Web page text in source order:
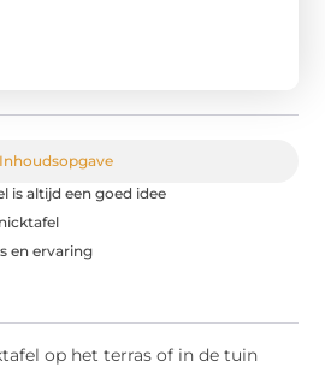
Inhoudsopgave
is altijd een goed idee
en ervaring
op het terras of in de tuin